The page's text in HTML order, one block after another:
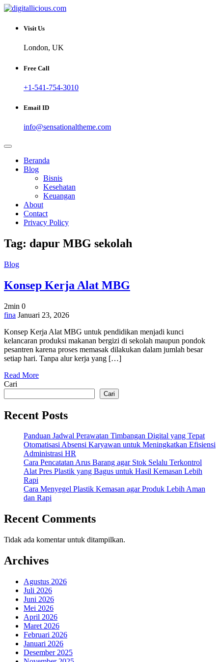
Skip
content
digitallicious.com
Sharing Digital Information
Visit Us
London, UK
Free Call
+1-541-754-3010
Email ID
info@sensationaltheme.com
Beranda
Blog
Bisnis
Kesehatan
Keuangan
About
Contact
Privacy Policy
Tag: dapur MBG sekolah
Blog
Konsep Kerja Alat MBG
2min 0
on
Kerja
Alat
MBG
fina Januari 23, 2026
Konsep Kerja Alat MBG untuk pendidikan menjadi kunci
kelancaran produksi makanan bergizi di sekolah maupun pondok
pesantren karena proses memasak dilakukan dalam jumlah besar
setiap hari. Tanpa alur kerja yang […]
Read More
Cari
Cari
Recent Posts
Panduan Jadwal Perawatan Timbangan Digital yang Tepat
Otomatisasi Absensi Karyawan untuk Meningkatkan Efisiensi
Administrasi HR
Cara Pencatatan Arus Barang agar Stok Selalu Terkontrol
Alat Pres Plastik yang Bagus untuk Hasil Kemasan Lebih
Rapi
Cara Menyegel Plastik Kemasan agar Produk Lebih Aman
dan Rapi
Recent Comments
Tidak ada komentar untuk ditampilkan.
Archives
Agustus 2026
Juli 2026
Juni 2026
Mei 2026
April 2026
Maret 2026
Februari 2026
Januari 2026
Desember 2025